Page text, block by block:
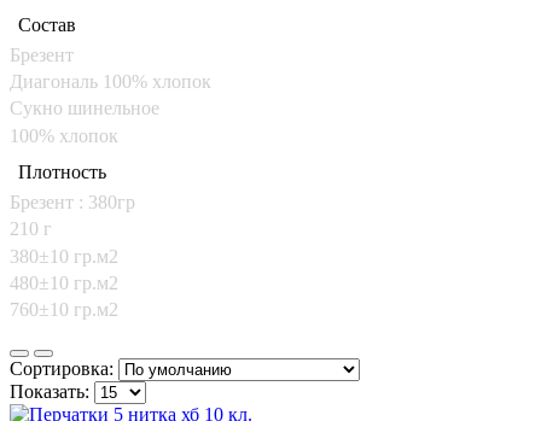
Состав
Брезент
Диагональ 100% хлопок
Сукно шинельное
100% хлопок
Плотность
Брезент : 380гр
210 г
380±10 гр.м2
480±10 гр.м2
760±10 гр.м2
Сортировка:
Показать: